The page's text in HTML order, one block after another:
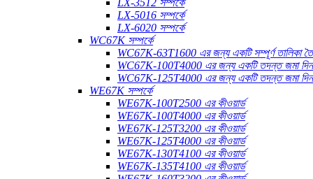
LX-3512 সম্পর্কে
LX-5016 সম্পর্কে
LX-6020 সম্পর্কে
WC67K সম্পর্কে
WC67K-63T1600 এর জন্য একটি সম্পূর্ণ তালিকা
WC67K-100T4000 এর জন্য একটি তদন্ত জমা
WC67K-125T4000 এর জন্য একটি তদন্ত জমা
WE67K সম্পর্কে
WE67K-100T2500 এর কীওয়ার্ড
WE67K-100T4000 এর কীওয়ার্ড
WE67K-125T3200 এর কীওয়ার্ড
WE67K-125T4000 এর কীওয়ার্ড
WE67K-130T4100 এর কীওয়ার্ড
WE67K-135T4100 এর কীওয়ার্ড